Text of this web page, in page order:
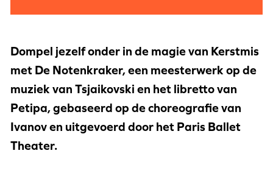
Dompel jezelf onder in de magie van Kerstmis
met De Notenkraker, een meesterwerk op de
muziek van Tsjaikovski en het libretto van
Petipa, gebaseerd op de choreografie van
Ivanov en uitgevoerd door het Paris Ballet
Theater.